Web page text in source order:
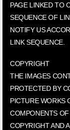
PAGE LINKED TO
SEQUENCE OF
NOTIFY US
LINK SEQUENCE.
COPYRIGHT
THE IMAGES
PROTECTED BY
PICTURE WORKS
COMPONENTS
COPYRIGHT AND